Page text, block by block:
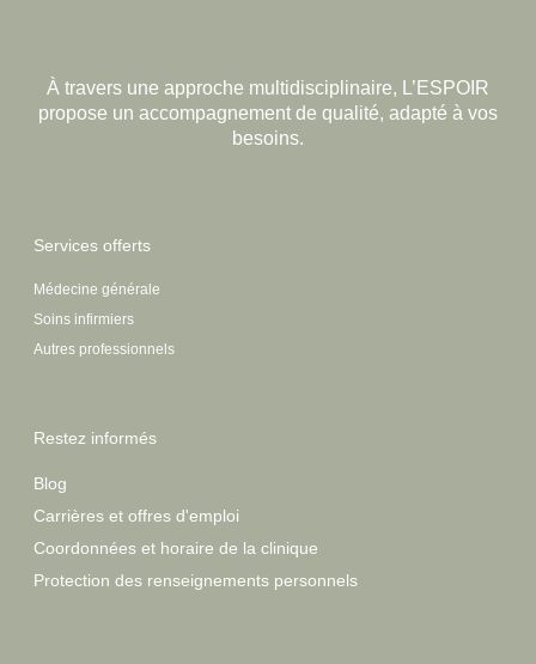
À travers une approche multidisciplinaire, L’ESPOIR
propose un accompagnement de qualité, adapté à vos
besoins.
Services offerts
Médecine générale
Soins infirmiers
Autres professionnels
Restez informés
Blog
Carrières et offres d'emploi
Coordonnées et horaire de la clinique
Protection des renseignements personnels